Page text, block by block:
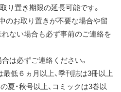
り置き期限の延長可能です。
のお取り置きが不要な場合や留
ない場合も必ず事前のご連絡を
は必ずご連絡ください。
低６ヵ月以上、季刊誌は3冊以上
夏・秋号以上、コミックは3巻以